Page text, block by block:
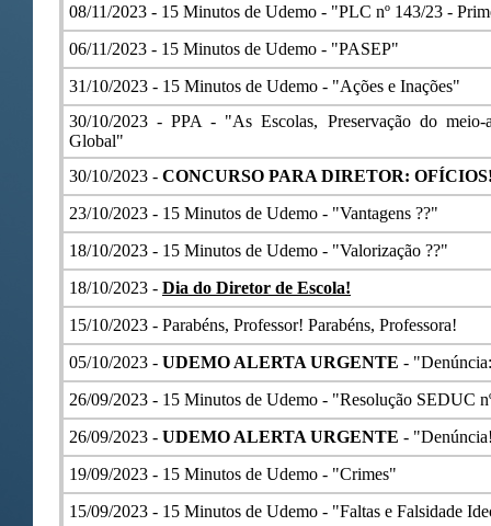
08/11/2023 - 15 Minutos de Udemo - "PLC nº 143/23 -
06/11/2023 - 15 Minutos de Udemo - "PASEP"
31/10/2023 - 15 Minutos de Udemo - "Ações e Inações"
30/10/2023 -PPA - "As Escolas, Preservação do meio-
Global"
30/10/2023 - CONCURSO PARA DIRETOR:
23/10/2023 - 15 Minutos de Udemo - "Vantagens ??"
18/10/2023 - 15 Minutos de Udemo - "Valorização ??"
18/10/2023 - Dia do Diretor de Escola!
15/10/2023 - Parabéns, Professor! Parabéns, Professora!
05/10/2023 - UDEMO ALERTA URGENTE -
26/09/2023 - 15 Minutos de Udemo - "Resolução SEDUC
26/09/2023 - UDEMO ALERTA URGENTE -
19/09/2023 - 15 Minutos de Udemo - "Crimes"
15/09/2023 - 15 Minutos de Udemo - "Faltas e Falsidade